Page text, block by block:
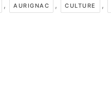
, AURIGNAC , CULTURE ,